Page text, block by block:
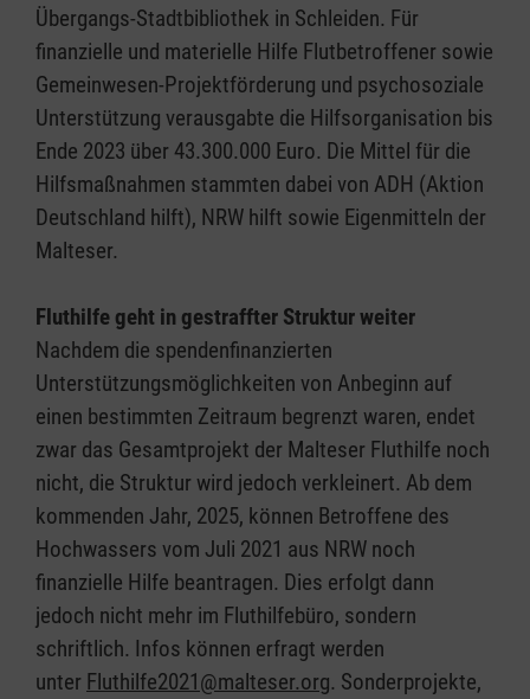
Übergangs-Stadtbibliothek in Schleiden. Für
finanzielle und materielle Hilfe Flutbetroffener sowie
Gemeinwesen-Projektförderung und psychosoziale
Unterstützung verausgabte die Hilfsorganisation bis
Ende 2023 über 43.300.000 Euro. Die Mittel für die
Hilfsmaßnahmen stammten dabei von ADH (Aktion
Deutschland hilft), NRW hilft sowie Eigenmitteln der
Malteser.
Fluthilfe geht in gestraffter Struktur weiter
Nachdem die spendenfinanzierten
Unterstützungsmöglichkeiten von Anbeginn auf
einen bestimmten Zeitraum begrenzt waren, endet
zwar das Gesamtprojekt der Malteser Fluthilfe noch
nicht, die Struktur wird jedoch verkleinert. Ab dem
kommenden Jahr, 2025, können Betroffene des
Hochwassers vom Juli 2021 aus NRW noch
finanzielle Hilfe beantragen. Dies erfolgt dann
jedoch nicht mehr im Fluthilfebüro, sondern
schriftlich. Infos können erfragt werden
unter Fluthilfe2021@malteser.org. Sonderprojekte,